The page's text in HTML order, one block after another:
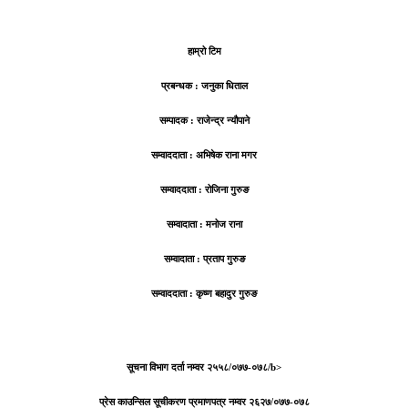
हाम्रो टिम
प्रबन्धक : जनुका धिताल
सम्पादक : राजेन्द्र न्यौपाने
सम्वाददाता : अभिषेक राना मगर
सम्वाददाता : रोजिना गुरुङ
सम्वादाता : मनोज राना
सम्वादाता : प्रताप गुरुङ
सम्वाददाता : कृष्ण बहादुर गुरुङ
सूचना विभाग दर्ता नम्वर २५५८/०७७-०७८/b>
प्रेस काउन्सिल सूचीकरण प्रमाणपत्र नम्वर २६२७/०७७-०७८